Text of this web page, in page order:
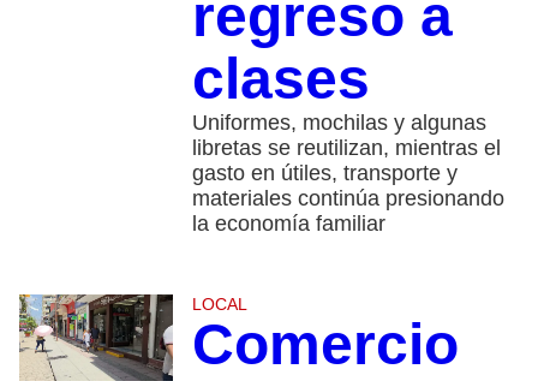
regreso a
clases
Uniformes, mochilas y algunas
libretas se reutilizan, mientras el
gasto en útiles, transporte y
materiales continúa presionando
la economía familiar
LOCAL
Comercio